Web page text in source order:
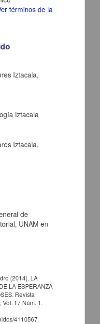
DE ALUMNOS
Ramírez Ayala, July Ivett -
DE 65 AÑOS
CONTEXTO SOCIAL
términos de la
Iztacala,
Iztacala
Iztacala,
de
UNAM en
(2014). LA
LA ESPERANZA
Revista
17 Núm. 1.
4110567